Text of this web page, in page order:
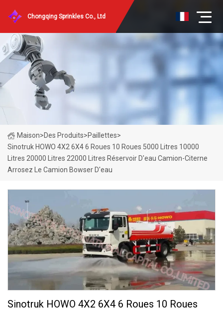
Chongqing Sprinkles Co., Ltd
Maison>Des Produits>Paillettes>
Sinotruk HOWO 4X2 6X4 6 Roues 10 Roues 5000 Litres 10000
Litres 20000 Litres 22000 Litres Réservoir D'eau Camion-Citerne
Arrosez Le Camion Bowser D'eau
Sinotruk HOWO 4X2 6X4 6 Roues 10 Roues